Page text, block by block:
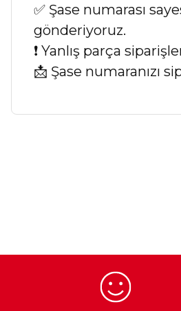
✅ Şase numarası
gönderiyoruz.
❗ Yanlış parça
📩 Şase numaranızı
Egzoz Sistemi